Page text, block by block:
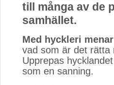
till många av de
samhället.
Med hyckleri menar
vad som är det rätta
Upprepas
som en sanning.